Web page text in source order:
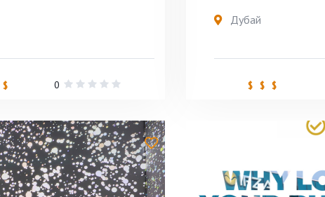
0
Дубай
$ $ $